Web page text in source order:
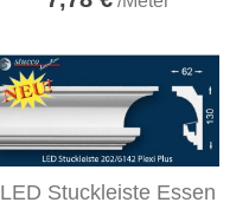
LED Stuckleiste Essen